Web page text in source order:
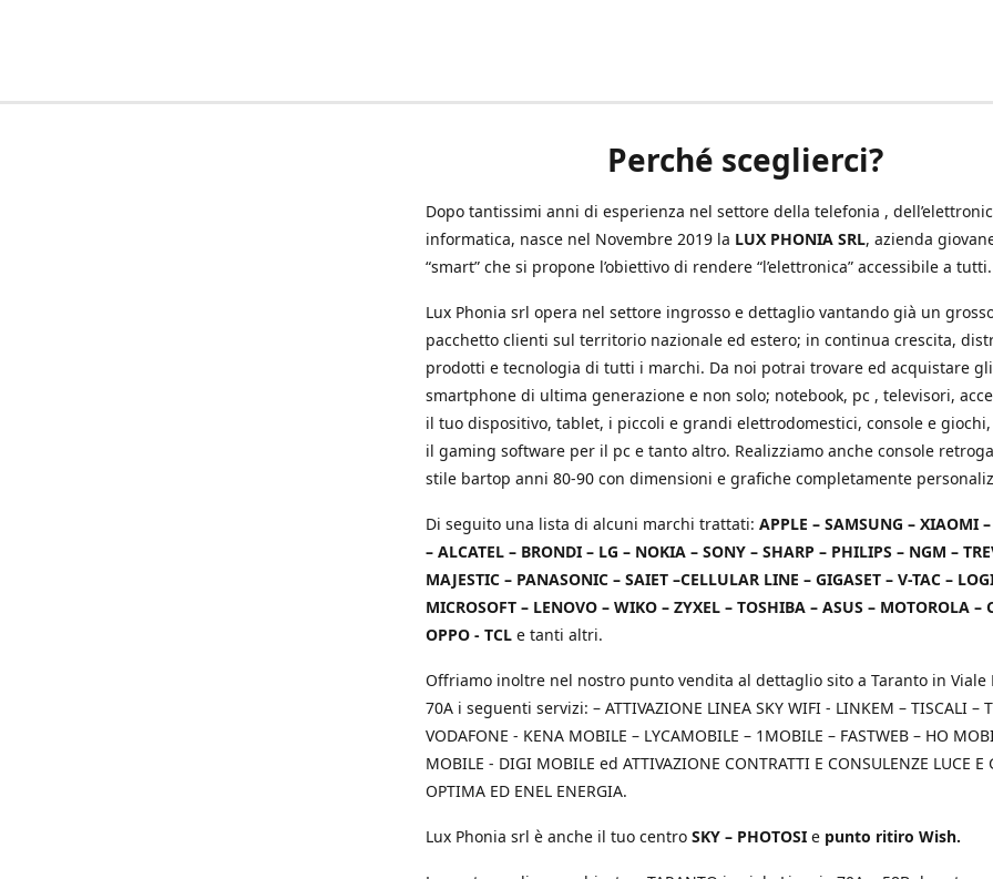
Perché sceglierci?
Dopo tantissimi anni di esperienza nel settore della telefonia ,
informatica, nasce nel Novembre 2019 la LUX PHONIA SRL, azienda
“smart” che si propone l’obiettivo di rendere “l’elettronica” accessibile a tutti.
Lux Phonia srl opera nel settore ingrosso e dettaglio vantando già un
pacchetto clienti sul territorio nazionale ed estero; in continua crescita,
prodotti e tecnologia di tutti i marchi. Da noi potrai trovare ed acquistare gli
smartphone di ultima generazione e non solo; notebook, pc , televisori,
il tuo dispositivo, tablet, i piccoli e grandi elettrodomestici, console e
il gaming software per il pc e tanto altro. Realizziamo anche console
stile bartop anni 80-90 con dimensioni e grafiche completamente
Di seguito una lista di alcuni marchi trattati: APPLE – SAMSUNG – XIAOMI
– ALCATEL – BRONDI – LG – NOKIA – SONY – SHARP – PHILIPS – NGM –
MAJESTIC – PANASONIC – SAIET –CELLULAR LINE – GIGASET – V-TAC –
MICROSOFT – LENOVO – WIKO – ZYXEL – TOSHIBA – ASUS – MOTOROLA –
OPPO - TCL e tanti altri.
Offriamo inoltre nel nostro punto vendita al dettaglio sito a Taranto in Viale
70A i seguenti servizi: – ATTIVAZIONE LINEA SKY WIFI - LINKEM – TISCALI –
VODAFONE - KENA MOBILE – LYCAMOBILE – 1MOBILE – FASTWEB – HO
MOBILE - DIGI MOBILE ed ATTIVAZIONE CONTRATTI E CONSULENZE LUCE E
OPTIMA ED ENEL ENERGIA.
Lux Phonia srl è anche il tuo centro SKY – PHOTOSI e punto ritiro Wish.